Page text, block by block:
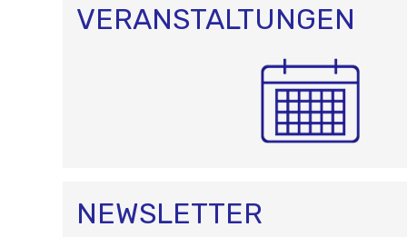
VERANSTALTUNGEN
NEWSLETTER